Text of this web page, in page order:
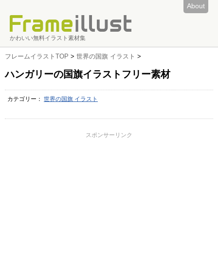
About
かわいい無料イラスト素材集
フレームイラストTOP > 世界の国旗 イラスト >
ハンガリーの国旗イラストフリー素材
カテゴリー： 世界の国旗 イラスト
スポンサーリンク